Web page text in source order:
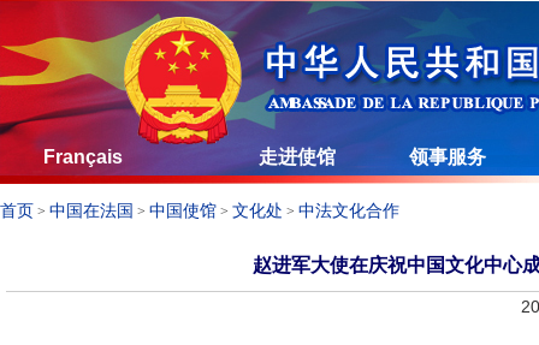
Français 走进使馆 领事服务
首页 > 中国在法国 > 中国使馆 > 文化处 > 中法文化合作
赵进军大使在庆祝中国文化中心